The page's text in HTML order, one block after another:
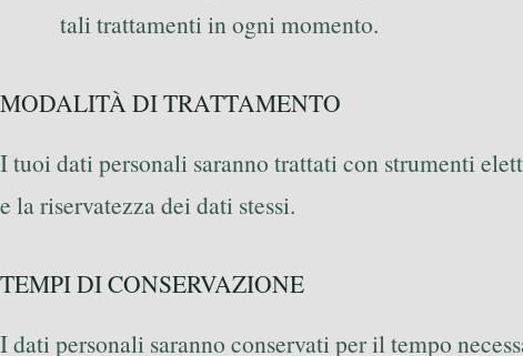
tali trattamenti in ogni momento.
MODALITÀ DI TRATTAMENTO
I tuoi dati personali saranno trattati con strumenti
e la riservatezza dei dati stessi.
TEMPI DI CONSERVAZIONE
I dati personali saranno conservati per il tempo